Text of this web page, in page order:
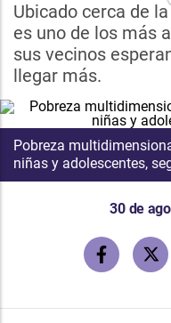
Ubicado cerca de
es uno de los más
sus vecinos
llegar más.
Pobreza
niñas y adolescentes,
30 de